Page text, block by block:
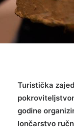
Turistička
godine
lončarstvo